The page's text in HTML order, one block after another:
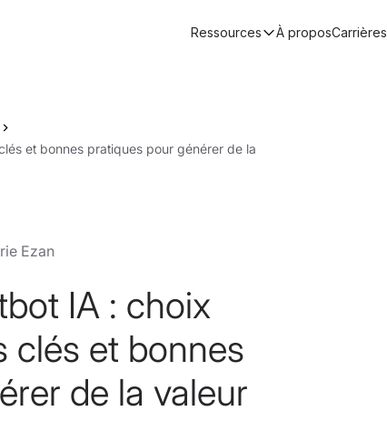
Ressources À proposCarrières
et bonnes pratiques pour générer de la
Ezan
IA : choix
clés et bonnes
de la valeur